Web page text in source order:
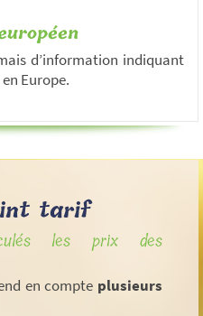
d’information indiquant
Europe.
tarif
les prix des
en compte plusieurs